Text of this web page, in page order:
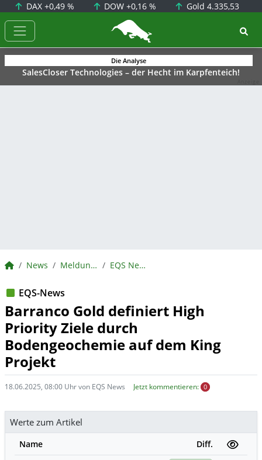
DAX +0,49 % DOW+0,16 % Gold 4.335,53
BörsenNEWS.de
Die Analyse
SalesCloser Technologies – der Hecht im Karpfenteich!
BörsenNEWS.de
News Meldungen EQS News
EQS-News
Barranco Gold definiert High
Priority Ziele durch
Bodengeochemie auf dem King
Projekt
18.06.2025, 08:00 Uhr von EQS News Jetzt kommentieren: 0
Werte zum Artikel
Name
Diff.